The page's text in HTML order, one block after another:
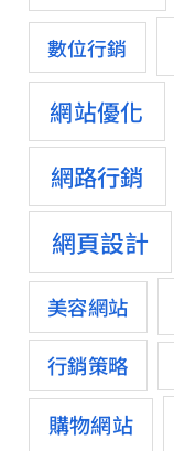
數位行銷
網站優化
網路行銷
網頁設計
美容網站
行銷策略
購物網站